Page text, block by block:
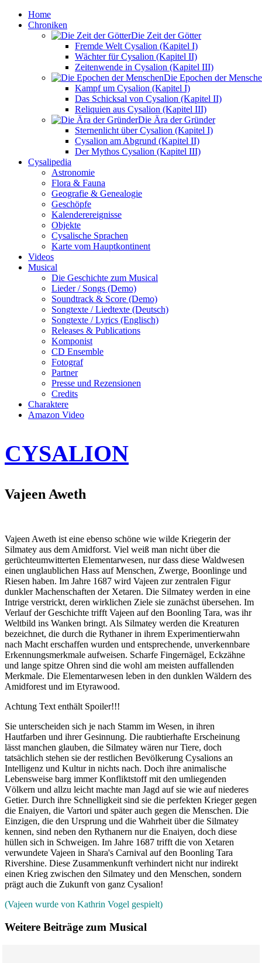
Home
Chroniken
Die Zeit der Götter
Fremde Welt Cysalion (Kapitel I)
Wächter für Cysalion (Kapitel II)
Zeitenwende in Cysalion (Kapitel III)
Die Epochen der
Kampf um Cysalion (Kapitel I)
Das Schicksal von Cysalion (Kapitel II)
Reliquien aus Cysalion (Kapitel III)
Die Ära der Gründer
Sternenlicht über Cysalion (Kapitel I)
Cysalion am Abgrund (Kapitel II)
Der Mythos Cysalion (Kapitel III)
Cysalipedia
Astronomie
Flora & Fauna
Geografie & Genealogie
Geschöpfe
Kalenderereignisse
Objekte
Cysalische Sprachen
Karte vom Hauptkontinent
Videos
Musical
Die Geschichte zum Musical
Lieder / Songs (Demo)
Soundtrack & Score (Demo)
Songtexte / Liedtexte (Deutsch)
Songtexte / Lyrics (Englisch)
Releases & Publications
Komponist
CD Ensemble
Fotograf
Partner
Presse und Rezensionen
Credits
Charaktere
Amazon Video
CYSALION
Vajeen Aweth
Vajeen Aweth ist eine ebenso schöne wie wilde Kriegerin der
Silmatey aus dem Amidforst. Viel weiß man nicht über die
gerüchteumwitterten Elementarwesen, nur dass diese Waldwesen
einen unglaublichen Hass auf Menschen, Zwerge, Boonlinge und
Riesen haben. Im Jahre 1687 wird Vajeen zur zentralen Figur
dunkler Machenschaften der Xetaren. Die Silmatey werden in eine
Intrige verstrickt, deren wirklichen Ziele sie zunächst übersehen. Im
Verlauf der Geschichte trifft Vajeen auf den Boonling Tara, was ihr
Weltbild ins Wanken bringt. Als Silmatey werden die Kreaturen
bezeichnet, die durch die Rythaner in ihrem Experimentierwahn
nach Macht erschaffen wurden und entsprechende, unverkennbare
Erkennungsmerkmale aufweisen. Scharfe Fingernägel, Eckzähne
und lange spitze Ohren sind die wohl am meisten auffallenden
Merkmale. Die Elementarwesen leben in den dunklen Wäldern des
Amidforest und im Etyrawood.
Achtung Text enthält Spoiler!!!
Sie unterscheiden sich je nach Stamm im Wesen, in ihren
Hautfarben und ihrer Gesinnung. Die raubtierhafte Erscheinung
lässt manchen glauben, die Silmatey wären nur Tiere, doch
tatsächlich stehen sie der restlichen Bevölkerung Cysalions an
Intelligenz und Kultur in nichts nach. Doch ihre animalische
Lebensweise barg immer Konfliktstoff mit den umliegenden
Völkern und allzu leicht machte man Jagd auf sie wie auf niederes
Getier. Durch ihre Schnelligkeit sind sie die perfekten Krieger gegen
die Enaiyen, die Vartori und später auch gegen die Menschen. Die
Einzigen, die den Ursprung und die Wahrheit über die Silmatey
kennen, sind neben den Rythanern nur die Enaiyen, doch diese
hüllen sich in Schweigen. Im Jahre 1687 trifft die von Xetaren
verwundete Vajeen in Shara's Carnival auf den Boonling Tara
Rivershine. Diese Zusammenkunft verhindert nicht nur indirekt
einen Krieg zwischen den Silmatey und den Menschen, sondern
prägt auch die Zukunft von ganz Cysalion!
(Vajeen wurde von Kathrin Vogel gespielt)
Weitere Beiträge zum Musical